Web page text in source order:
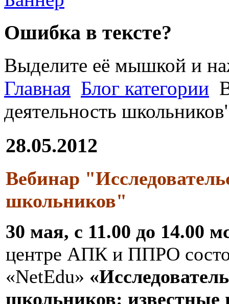
Ошибка в тексте?
Выделите её мышкой и
Главная Блог категории
деятельность
28.05.2012
Вебинар
школьников"
30 мая, с 11.00 до 14.00
центре АПК и ППРО
«NetEdu»
школьников: известные